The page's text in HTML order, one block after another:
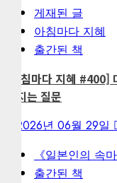
게재된 글
아침마다 지혜
출간된 책
[아침마다 지혜 #400]
던지는 질문
2026년 06월 29일
《일본인의 속
출간된 책